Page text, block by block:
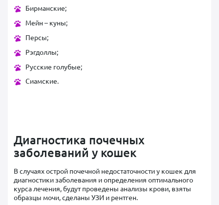
Бирманские;
Мейн – куны;
Персы;
Рэгдоллы;
Русские голубые;
Сиамские.
Диагностика почечных
заболеваний у кошек
В случаях острой почечной недостаточности у кошек для
диагностики заболевания и определения оптимального
курса лечения, будут проведены анализы крови, взяты
образцы мочи, сделаны УЗИ и рентген.